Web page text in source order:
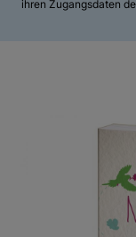
ihren Zugangsdaten